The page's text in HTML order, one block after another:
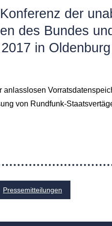
der
des Bundes
in Oldenburg
anlasslosen
von Rundfunk-
Pressemitteilungen